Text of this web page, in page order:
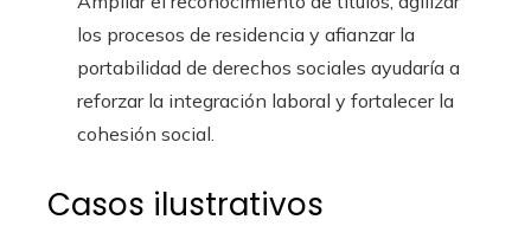
los procesos de residencia y afianzar la
portabilidad de derechos sociales ayudaría a
reforzar la integración laboral y fortalecer la
cohesión social.
Casos ilustrativos